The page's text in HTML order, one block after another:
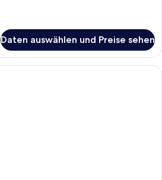
Daten auswählen und Preise sehen
Ein Doppelbett mit ordentlich